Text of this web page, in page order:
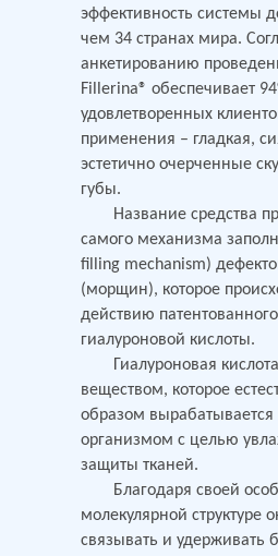
эффективность системы
чем 34 странах мира.
анкетированию
Fillerina® обеспечивает
удовлетворенных
применения – гладкая,
эстетично очерченные
губы.
Название средства
самого механизма
filling mechanism)
(морщин), которое
действию
гиалуроновой кислоты.
Гиалуроновая
веществом, которое
образом
организмом с целью
защиты тканей.
Благодаря своей
молекулярной структуре
связывать и удерживать